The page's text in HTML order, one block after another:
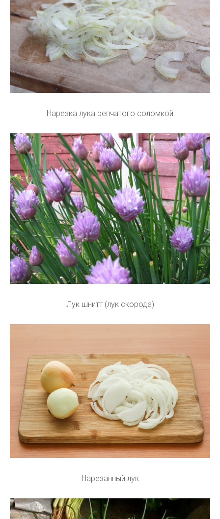
Нарезка лука репчатого соломкой
Лук шнитт (лук скорода)
Нарезанный лук